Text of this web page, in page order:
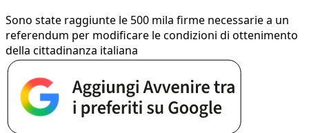
Sono state raggiunte le 500 mila firme necessarie a un
referendum per modificare le condizioni di ottenimento
della cittadinanza italiana